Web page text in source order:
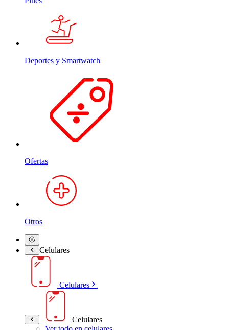
Deportes y Smartwatch
Ofertas
Otros
Celulares
Celulares
Celulares